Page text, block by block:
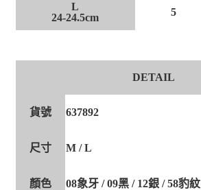
L
24-24.5cm
5
DETAIL
貨號 637892
尺寸 M / L
顏色 08象牙 / 09黑 / 12銀 / 58豹紋